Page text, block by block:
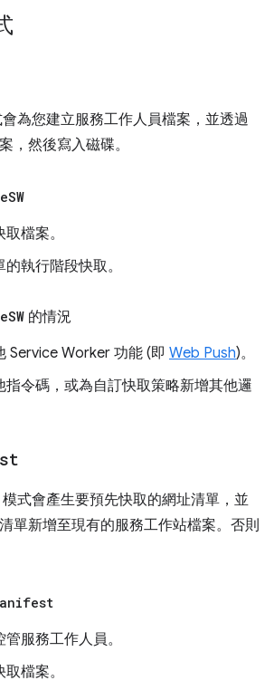
為您建立服務工作人員檔案，並透過
，然後寫入磁碟。
SW
檔案。
執行階段快取。
SW 的情況
Service Worker 功能 (即 Web Push)。
指令碼，或為自訂快取策略新增其他邏
模式會產生要預先快取的網址清單，並
單新增至現有的服務工作站檔案。否則
服務工作人員。
檔案。